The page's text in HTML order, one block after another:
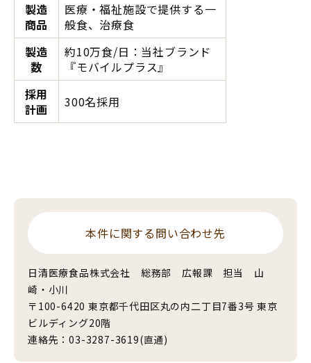
製造
商品
医療・福祉施設で提供する一
般食、治療食
製造
数
約10万食/日：当社ブランド
『モバイルプラス』
採用
計画
300名採用
本件に関する問い合わせ先
日清医療食品株式会社 総務部 広報課 担当 山
崎・小川
〒100-6420 東京都千代田区丸の内二丁目7番3号 東京
ビルディング20階
連絡先：03-3287-3619(直通)